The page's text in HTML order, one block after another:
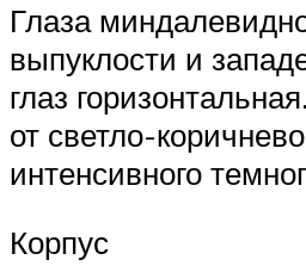
Глаза
выпуклости и
глаз
от светло-
интенсивного
Корпус